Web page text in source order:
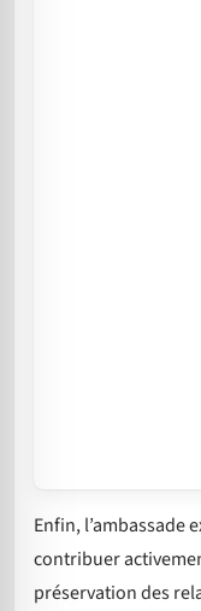
Enfin, l’ambassade
contribuer
préservation des